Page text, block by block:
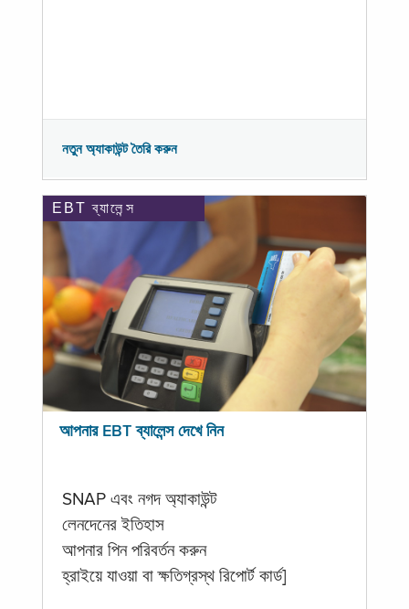
নতুন অ্যাকাউন্ট তৈরি করুন
EBT ব্যালেন্স
আপনার EBT ব্যালেন্স দেখে নিন
SNAP এবং নগদ অ্যাকাউন্ট
লেনদেনের ইতিহাস
আপনার পিন পরিবর্তন করুন
হ্রাইয়ে যাওয়া বা ক্ষতিগ্রস্থ রিপোর্ট কার্ড]